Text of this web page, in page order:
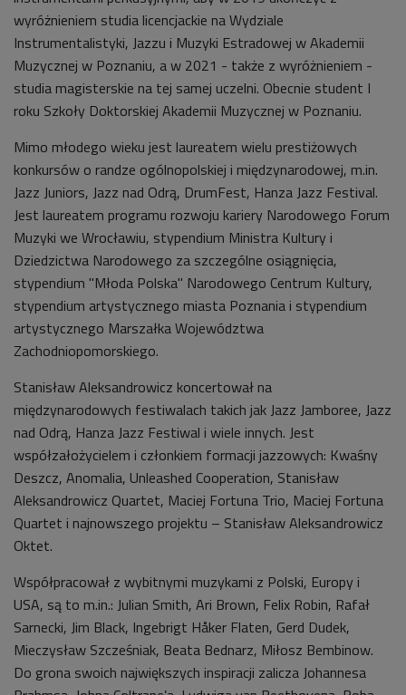
wyróżnieniem studia licencjackie na Wydziale
Instrumentalistyki, Jazzu i Muzyki Estradowej w Akademii
Muzycznej w Poznaniu, a w 2021 - także z wyróżnieniem -
studia magisterskie na tej samej uczelni. Obecnie student I
roku Szkoły Doktorskiej Akademii Muzycznej w Poznaniu.
Mimo młodego wieku jest laureatem wielu prestiżowych
konkursów o randze ogólnopolskiej i międzynarodowej, m.in.
Jazz Juniors, Jazz nad Odrą, DrumFest, Hanza Jazz Festival.
Jest laureatem programu rozwoju kariery Narodowego Forum
Muzyki we Wrocławiu, stypendium Ministra Kultury i
Dziedzictwa Narodowego za szczególne osiągnięcia,
stypendium "Młoda Polska" Narodowego Centrum Kultury,
stypendium artystycznego miasta Poznania i stypendium
artystycznego Marszałka Województwa
Zachodniopomorskiego.
Stanisław Aleksandrowicz koncertował na
międzynarodowych festiwalach takich jak Jazz Jamboree, Jazz
nad Odrą, Hanza Jazz Festiwal i wiele innych. Jest
współzałożycielem i członkiem formacji jazzowych: Kwaśny
Deszcz, Anomalia, Unleashed Cooperation, Stanisław
Aleksandrowicz Quartet, Maciej Fortuna Trio, Maciej Fortuna
Quartet i najnowszego projektu – Stanisław Aleksandrowicz
Oktet.
Współpracował z wybitnymi muzykami z Polski, Europy i
USA, są to m.in.: Julian Smith, Ari Brown, Felix Robin, Rafał
Sarnecki, Jim Black, Ingebrigt Håker Flaten, Gerd Dudek,
Mieczysław Szcześniak, Beata Bednarz, Miłosz Bembinow.
Do grona swoich największych inspiracji zalicza Johannesa